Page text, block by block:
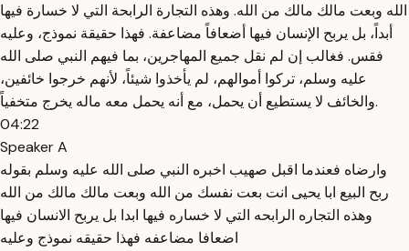
الله وبعت مالك مالك من الله. وهذه التجارة الرابحة التي لا خسارة فيها
أبداً، بل يربح الإنسان فيها أضعافاً مضاعفة. فهذا حقيقة نموذج، وعليه
فقس. فغالب إن لم نقل جميع المهاجرين، بما فيهم النبي صلى الله
عليه وسلم، تركوا أموالهم، لم يأخذوا شيئاً، لأنهم خرجوا خائفين،
والخائف لا يستطيع أن يحمل، مع أنه يحمل معه ماله يخرج متخفياً.
04:22
Speaker A
وارضاه فعندما اقبل صهيب اخبره النبي صلى الله عليه وسلم بقوله
ربح البيع ابا يحيى انت بعت نفسك من الله وبعت مالك مالك من الله
وهذه التجاره الرابحه التي لا خساره فيها ابدا بل يربح الانسان فيها
اضعافا مضاعفه فهذا حقيقه نموذج وعليه